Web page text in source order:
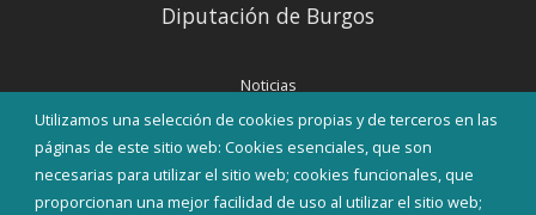
Utilizamos una selección de cookies propias y de terceros en las
páginas de este sitio web: Cookies esenciales, que son
necesarias para utilizar el sitio web; cookies funcionales, que
proporcionan una mejor facilidad de uso al utilizar el sitio web;
Diputación de Burgos
Noticias
Eventos
Corporación Municipal
Teléfonos de interés